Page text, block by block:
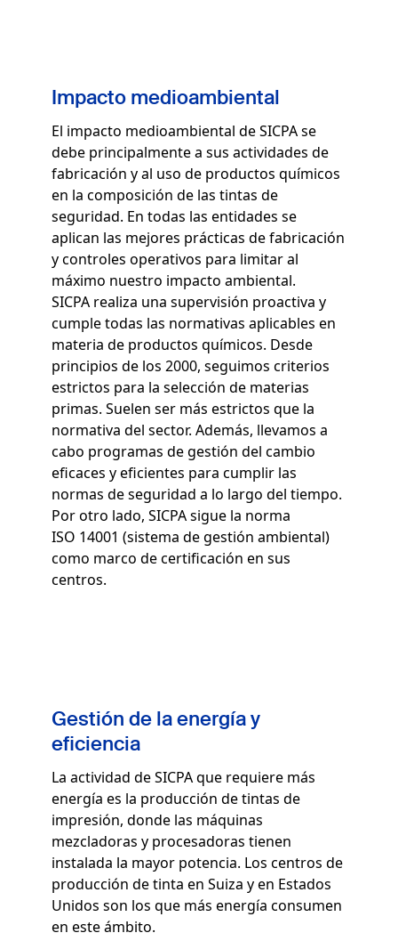
Impacto medioambiental
El impacto medioambiental de SICPA se
debe principalmente a sus actividades de
fabricación y al uso de productos químicos
en la composición de las tintas de
seguridad. En todas las entidades se
aplican las mejores prácticas de fabricación
y controles operativos para limitar al
máximo nuestro impacto ambiental.
SICPA realiza una supervisión proactiva y
cumple todas las normativas aplicables en
materia de productos químicos. Desde
principios de los 2000, seguimos criterios
estrictos para la selección de materias
primas. Suelen ser más estrictos que la
normativa del sector. Además, llevamos a
cabo programas de gestión del cambio
eficaces y eficientes para cumplir las
normas de seguridad a lo largo del tiempo.
Por otro lado, SICPA sigue la norma
ISO 14001 (sistema de gestión ambiental)
como marco de certificación en sus
centros.
Gestión de la energía y
eficiencia
La actividad de SICPA que requiere más
energía es la producción de tintas de
impresión, donde las máquinas
mezcladoras y procesadoras tienen
instalada la mayor potencia. Los centros de
producción de tinta en Suiza y en Estados
Unidos son los que más energía consumen
en este ámbito.